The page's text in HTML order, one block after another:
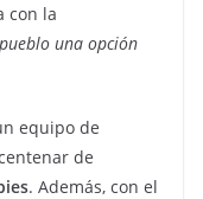
con la
una opción
equipo de
de
. Además, con el